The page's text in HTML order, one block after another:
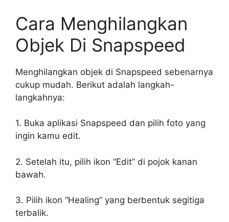
Cara Menghilangkan
Objek Di Snapspeed
Menghilangkan objek di Snapspeed sebenarnya
cukup mudah. Berikut adalah langkah-
langkahnya:
1. Buka aplikasi Snapspeed dan pilih foto yang
ingin kamu edit.
2. Setelah itu, pilih ikon “Edit” di pojok kanan
bawah.
3. Pilih ikon “Healing” yang berbentuk segitiga
terbalik.